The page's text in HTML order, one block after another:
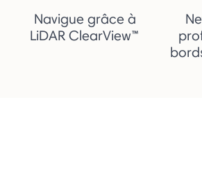
Navigue grâce à
LiDAR ClearView™